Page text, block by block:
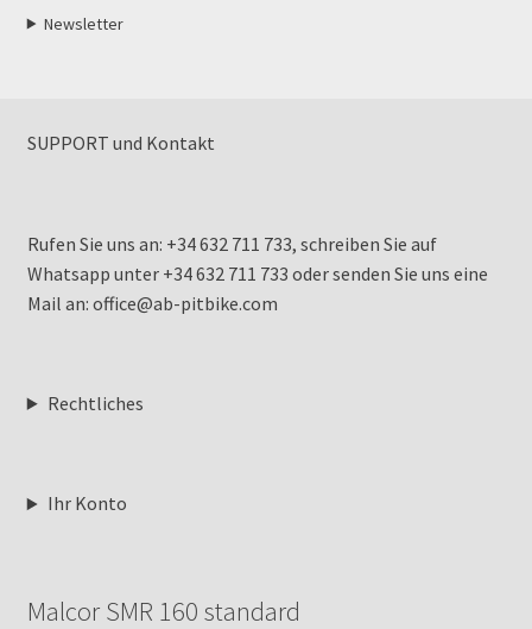
Newsletter
SUPPORT und Kontakt
Rufen Sie uns an: +34 632 711 733, schreiben Sie auf
Whatsapp unter +34 632 711 733 oder senden Sie uns eine
Mail an: office@ab-pitbike.com
Rechtliches
Ihr Konto
Malcor SMR 160 standard